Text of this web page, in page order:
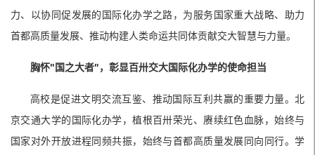
力、以协同促发展的国际化办学之路，为服务国家重大战略、助力
首都高质量发展、推动构建人类命运共同体贡献交大智慧与力量。
胸怀"国之大者"，彰显百卅交大国际化办学的使命担当
高校是促进文明交流互鉴、推动国际互利共赢的重要力量。北
京交通大学的国际化办学，植根百卅荣光、赓续红色血脉，始终与
国家对外开放进程同频共振，始终与首都高质量发展同向同行。学